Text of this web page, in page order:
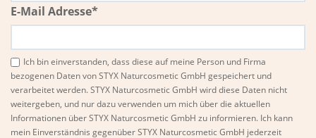
E-Mail Adresse*
Ich bin einverstanden, dass diese auf meine Person und Firma
bezogenen Daten von STYX Naturcosmetic GmbH gespeichert und
verarbeitet werden. STYX Naturcosmetic GmbH wird diese Daten nicht
weitergeben, und nur dazu verwenden um mich über die aktuellen
Informationen über STYX Naturcosmetic GmbH zu informieren. Ich kann
mein Einverständnis gegenüber STYX Naturcosmetic GmbH jederzeit